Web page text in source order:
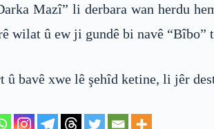
Mazî” li derbara wan herdu
wilat û ew ji gundê bi navê “Bîbo”
û bavê xwe lê şehîd ketine, li jêr